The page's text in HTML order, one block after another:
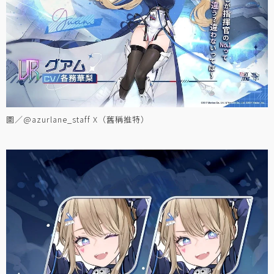
圖／@azurlane_staff X（舊稱推特）